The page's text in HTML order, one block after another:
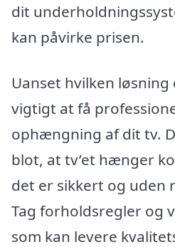
dit
kan påvirke prisen.
Uanset hvilken
vigtigt at få
ophængning af dit tv.
blot, at tv’et hænger
det er sikkert og uden
Tag forholdsregler og
som kan levere